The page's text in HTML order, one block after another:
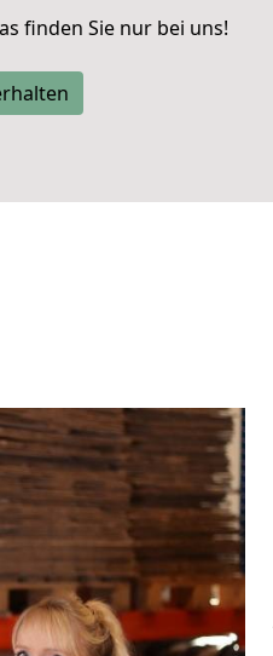
finden Sie nur bei uns!